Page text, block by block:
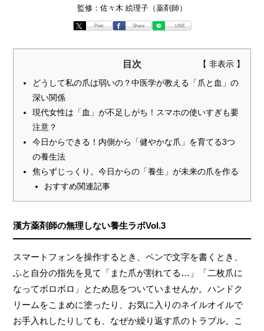
監修：佐々木 絵理子（薬剤師）
Post Share LINE
目次
どうして私の爪は弱いの？中医学が教える「爪と血」の
深い関係
現代女性は「血」が不足しがち！スマホの使いすぎも要
注意？
今日からできる！内側から「健やかな爪」を育てる3つ
の養生法
焦らずじっくり。今日からの「養生」が未来の爪を作る
おすすめ関連記事
漢方薬剤師の無理しない養生ラボVol.3
スマートフォンを操作するとき、ペンで文字を書くとき、
ふと自分の指先を見て「また爪が割れてる…」「二枚爪に
なってボロボロ」とため息をついていませんか。ハンドク
リームをこまめに塗ったり、お気に入りのネイルオイルで
お手入れしたりしても、なぜか繰り返す爪のトラブル。こ